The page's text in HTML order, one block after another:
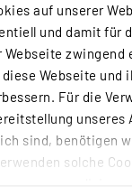
auf unserer
und damit für
zwingend
Webseite und
Für die
unseres
sind, benötigen
solche
Ampel-
Informationen